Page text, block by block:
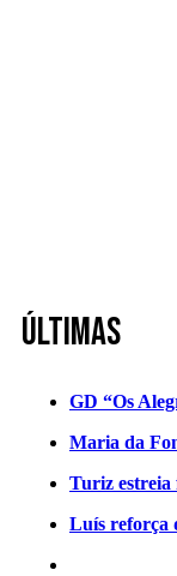
Últimas
GD “Os
Maria da
Turiz estreia
Luís reforça